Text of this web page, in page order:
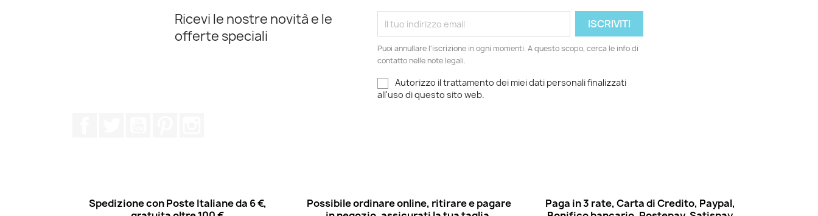
Ricevi le nostre novità e le
offerte speciali
Puoi annullare l'iscrizione in ogni momenti. A questo scopo, cerca le info di
contatto nelle note legali.
Autorizzo il trattamento dei miei dati personali finalizzati
all'uso di questo sito web.
Spedizione con Poste Italiane da 6 €,
Possibile ordinare online, ritirare e pagare
Paga in 3 rate, Carta di Credito, Paypal,